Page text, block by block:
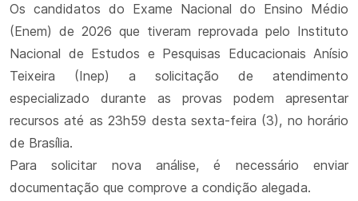
Os candidatos do Exame Nacional do Ensino Médio
(Enem) de 2026 que tiveram reprovada pelo Instituto
Nacional de Estudos e Pesquisas Educacionais Anísio
Teixeira (Inep) a solicitação de atendimento
especializado durante as provas podem apresentar
recursos até as 23h59 desta sexta-feira (3), no horário
de Brasília.
Para solicitar nova análise, é necessário enviar
documentação que comprove a condição alegada.